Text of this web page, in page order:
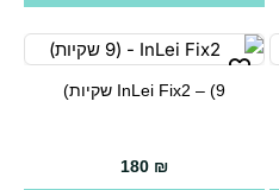
InLei Fix2 – (9 שקיות)
180 ₪